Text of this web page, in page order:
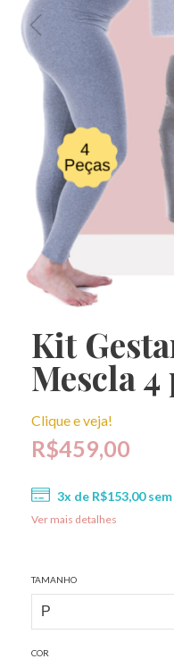
Kit
Mescla 4
Clique e veja!
R$459,00
3x de R$153,00sem
Ver mais detalhes
TAMANHO
COR